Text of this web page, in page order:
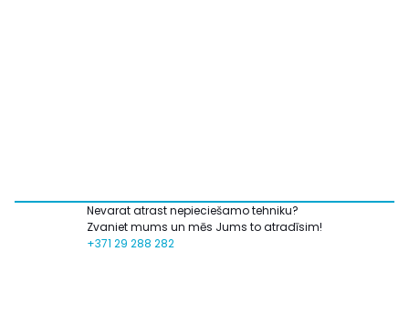
Nevarat atrast nepieciešamo tehniku?
Zvaniet mums un mēs Jums to atradīsim!
+371 29 288 282